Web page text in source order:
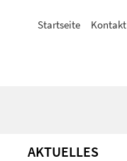
Startseite Kontakt
AKTUELLES